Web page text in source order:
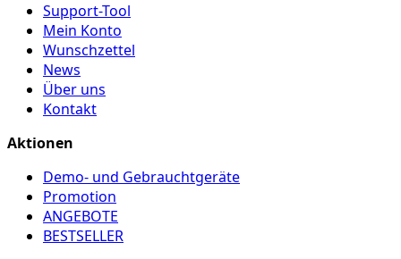
Support-Tool
Mein Konto
Wunschzettel
News
Über uns
Kontakt
Aktionen
Demo- und Gebrauchtgeräte
Promotion
ANGEBOTE
BESTSELLER